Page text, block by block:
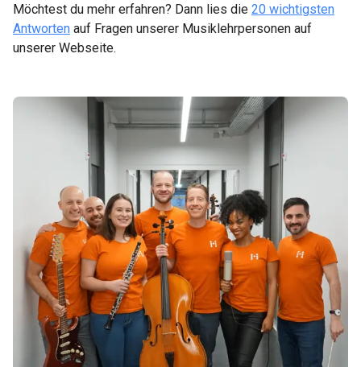
Möchtest du mehr erfahren? Dann lies die 20 wichtigsten
Antworten auf Fragen unserer Musiklehrpersonen auf
unserer Webseite.